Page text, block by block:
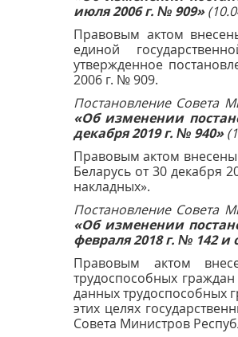
июля 2006 г. № 909»
Правовым актом
единой
утвержденное
2006 г. № 909.
Постановление Совета
«Об изменении
декабря 2019 г. № 940»
Правовым актом
Беларусь от 30 декабря
накладных».
Постановление Совета
«Об изменении
февраля 2018 г. № 142 и
Правовым актом
трудоспособных
данных трудоспособных
этих целях
Совета Министров